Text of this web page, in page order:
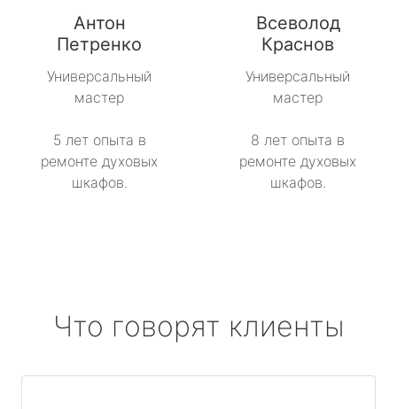
Антон
Петренко
Универсальный
мастер
5 лет опыта в
ремонте духовых
шкафов.
Всеволод
Краснов
Универсальный
мастер
8 лет опыта в
ремонте духовых
шкафов.
Что говорят клиенты